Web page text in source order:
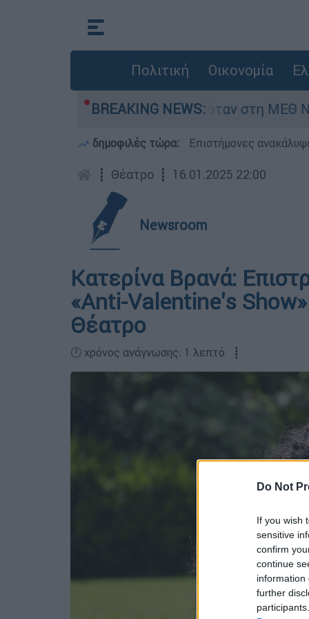
Do Not
If you wish
sensitive
confirm
continue
information
further
Πολιτική Οικονομία
BREAKING NEWS:
8 ημερών - Νοσηλευόταν στη ΜΕΘ Νεογνών
δημοφιλές τώρα: Επιστήμονες
┋ Θέατρο ┋ 16.01.2025 22:00
Newsroom
Κατερίνα Βρανά:
«Anti-Valentine's
Θέατρο
🕛 χρόνος ανάγνωσης: 1 λεπτό ┋